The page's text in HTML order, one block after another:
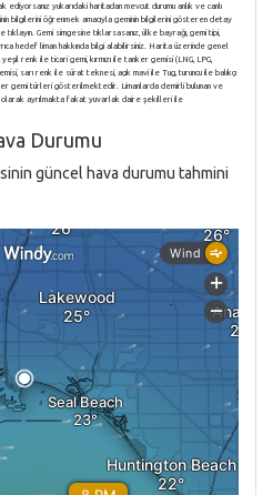
ediyorsanız yukarıdaki haritadan mevcut durumu anlık ve canlı
bilgilerini öğrenmek amacıyla geminin bilgilerini gösteren detay
Gemi simgesine tıklarsasanız, ülke bayrağı, gemi tipi,
hedef liman hakkında bilgi alabilirsiniz. Harita üzerinde genel
renk ile ticari gemi, kırmızı ile tanker gemisi (LNG, LPG,
sarı renk ile sürat teknesi, açık mavi ile Tug, turuncu ile balıkçı
gemi türleri gösterilmektedir. Limanlarda demirli bulunan ve
ayrılmakta fakat yuvarlak daire şekilleri ile
Durumu
güncel hava durumu tahmini